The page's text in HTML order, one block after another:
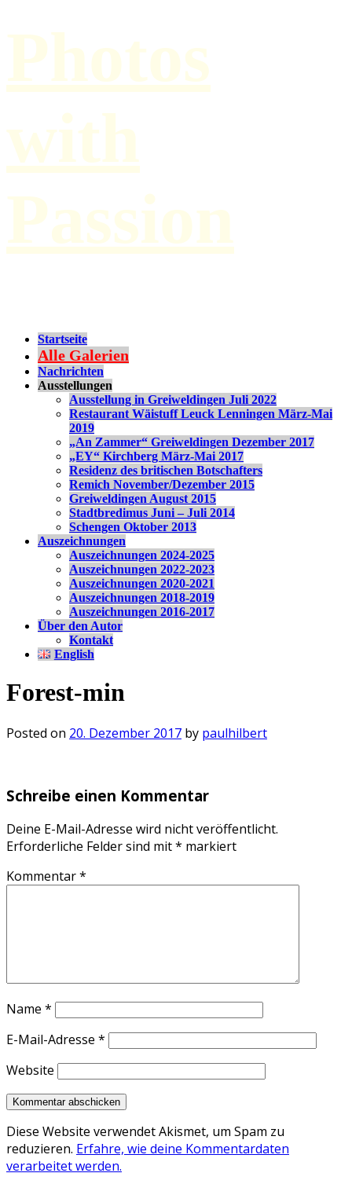
Photos
with
Passion
Startseite
Alle Galerien
Nachrichten
Ausstellungen
Ausstellung in Greiweldingen Juli 2022
Restaurant Wäistuff Leuck Lenningen März-Mai
2019
„An Zammer“ Greiweldingen Dezember 2017
„EY“ Kirchberg März-Mai 2017
Residenz des britischen Botschafters
Remich November/Dezember 2015
Greiweldingen August 2015
Stadtbredimus Juni – Juli 2014
Schengen Oktober 2013
Auszeichnungen
Auszeichnungen 2024-2025
Auszeichnungen 2022-2023
Auszeichnungen 2020-2021
Auszeichnungen 2018-2019
Auszeichnungen 2016-2017
Über den Autor
Kontakt
English
Forest-min
Posted on 20. Dezember 2017 by paulhilbert
Schreibe einen Kommentar
Deine E-Mail-Adresse wird nicht veröffentlicht.
Erforderliche Felder sind mit* markiert
Kommentar*
Name *
E-Mail-Adresse *
Website
Diese Website verwendet Akismet, um Spam zu
reduzieren. Erfahre, wie deine Kommentardaten
verarbeitet werden.